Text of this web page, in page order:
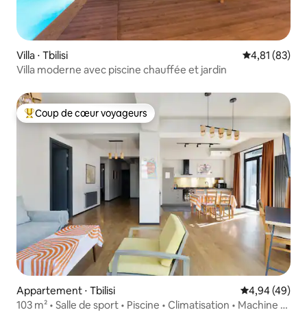
Villa ⋅ Tbilisi Évaluation
4,81 (83)
Villa moderne avec piscine chauffée et jardin
Coups de cœur voyageurs les plus appréciés
Coup de cœur voyageurs
Appartement ⋅ Tbilisi Évaluation
4,94 (49)
103 m² • Salle de sport • Piscine • Climatisation • Machine à